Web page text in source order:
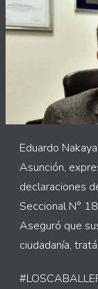
Eduardo
Asunción,
declaraciones
Seccional N°
Aseguró que
ciudadanía,